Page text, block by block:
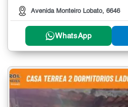
Avenida Monteiro Lobato, 6646
WhatsApp